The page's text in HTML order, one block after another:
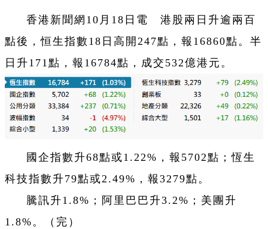
香港新聞網10月18日電 港股兩日升逾兩百
點後，恒生指數18日高開247點，報16860點。半
日升171點，報16784點，成交532億港元。
國企指數升68點或1.22%，報5702點；恆生
科技指數升79點或2.49%，報3279點。
騰訊升1.8%；阿里巴巴升3.2%；美團升
1.8%。（完）